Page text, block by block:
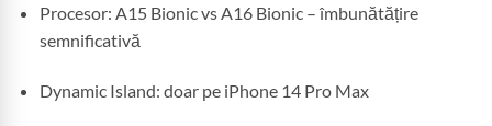
Procesor: A15 Bionic vs A16 Bionic – îmbunătățire
semnificativă
Dynamic Island: doar pe iPhone 14 Pro Max